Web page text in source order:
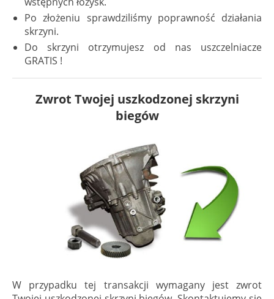
Po złożeniu sprawdziliśmy poprawność działania
skrzyni.
Do skrzyni otrzymujesz od nas uszczelniacze
GRATIS !
Zwrot Twojej uszkodzonej skrzyni
biegów
W przypadku tej transakcji wymagany jest zwrot